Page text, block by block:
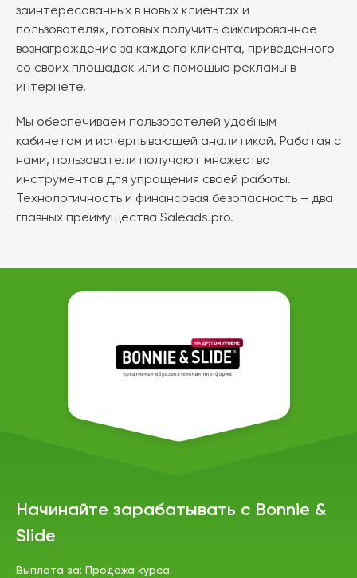
заинтересованных в новых клиентах и
пользователях, готовых получить фиксированное
вознаграждение за каждого клиента, приведенного
со своих площадок или с помощью рекламы в
интернете.
Мы обеспечиваем пользователей удобным
кабинетом и исчерпывающей аналитикой. Работая с
нами, пользователи получают множество
инструментов для упрощения своей работы.
Технологичность и финансовая безопасность – два
главных преимущества Saleads.pro.
Начинайте зарабатывать с Bonnie &
Slide
Выплата за: Продажа курса